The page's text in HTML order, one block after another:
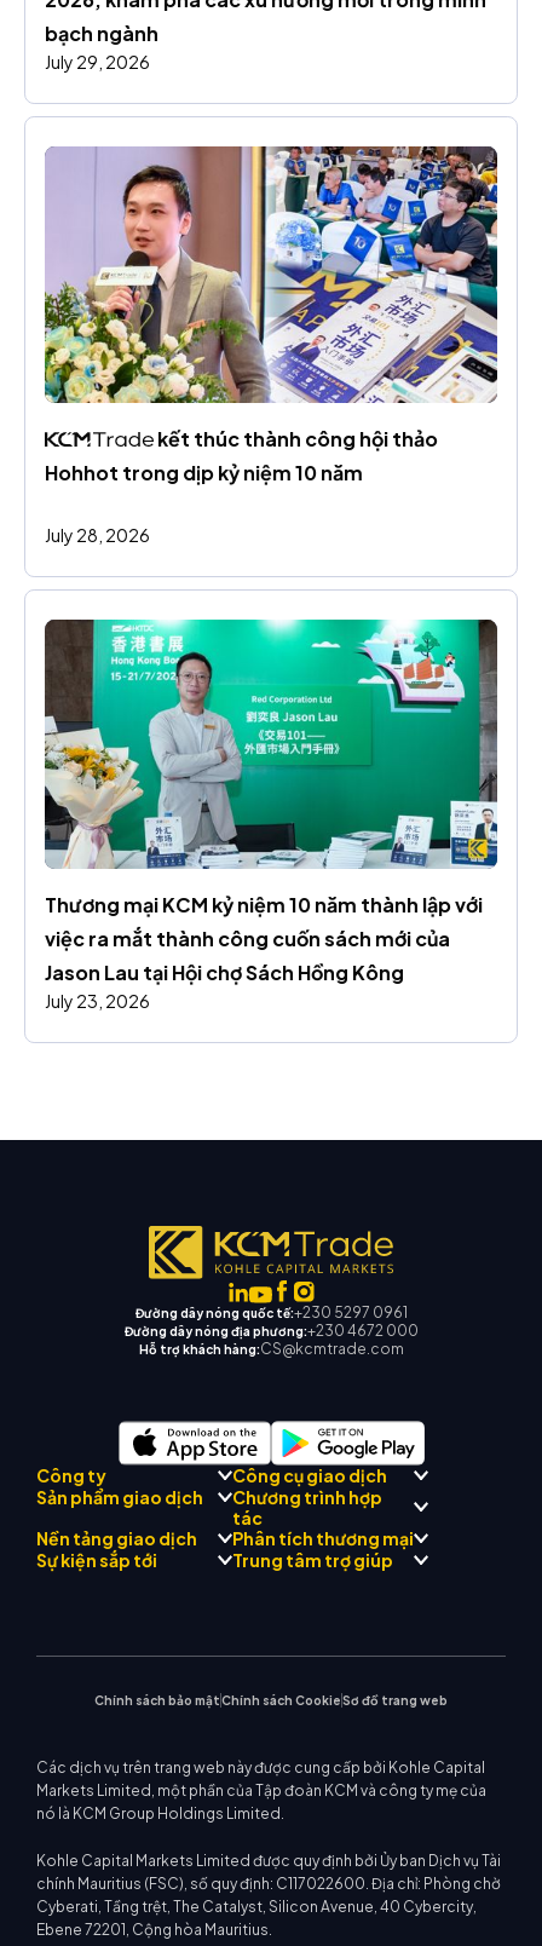
bạch ngành
July 29, 2026
kết thúc thành công hội thảo
Hohhot trong dịp kỷ niệm 10 năm
July 28, 2026
Thương mại KCM kỷ niệm 10 năm thành lập với
việc ra mắt thành công cuốn sách mới của
Jason Lau tại Hội chợ Sách Hồng Kông
July 23, 2026
Đường dây nóng quốc tế:+230 5297 0961
Đường dây nóng địa phương:+230 4672 000
Hỗ trợ khách hàng:CS@kcmtrade.com
Công ty
Giới thiệu về
Đội
Drift
Triết lý công ty
Công cụ giao dịch
Cố vấn AI thương mại KCM
Trung tâm tín hiệu thương
mại KCM
Lịch kinh tế
Sản phẩm giao dịch
Forex
Kim loại quý
Năng lượng
Chương trình hợp
tác
Giới thiệu Chương trình môi
Nền tảng giao dịch Phân tích thương mại
Sự kiện sắp tới Trung tâm trợ giúp
Chính sách bảo mậtChính sách CookieSơ đồ trang web
Các dịch vụ trên trang web này được cung cấp bởi Kohle Capital
Markets Limited, một phần của Tập đoàn KCM và công ty mẹ của
nó là KCM Group Holdings Limited.
Kohle Capital Markets Limited được quy định bởi Ủy ban Dịch vụ Tài
chính Mauritius (FSC), số quy định: C117022600. Địa chỉ: Phòng chờ
Cyberati, Tầng trệt, The Catalyst, Silicon Avenue, 40 Cybercity,
Ebene 72201, Cộng hòa Mauritius.